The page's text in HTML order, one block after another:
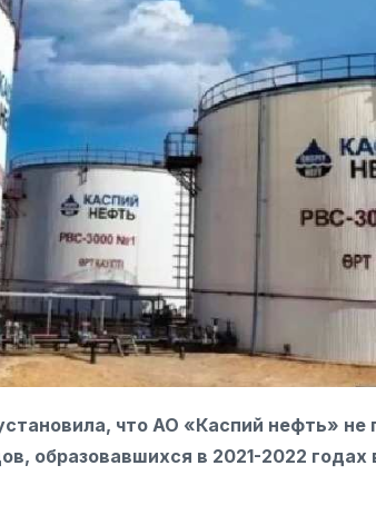
что АО «Каспий нефть» не
образовавшихся в 2021-2022 годах